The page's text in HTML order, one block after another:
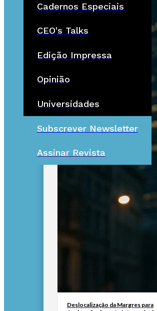
Cadernos Especiais
CEO's Talks
Edição Impressa
Opinião
Universidades
Subscrever Newsletter
Assinar Revista
Deslocalização da Margres para